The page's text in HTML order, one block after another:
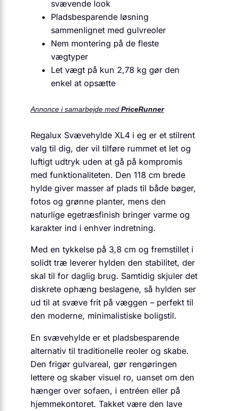
svævende look
Pladsbesparende løsning
sammenlignet med gulvreoler
Nem montering på de fleste
vægtyper
Let vægt på kun 2,78 kg gør den
enkel at opsætte
Annonce i samarbejde med PriceRunner
Regalux Svævehylde XL4 i eg er et stilrent
valg til dig, der vil tilføre rummet et let og
luftigt udtryk uden at gå på kompromis
med funktionaliteten. Den 118 cm brede
hylde giver masser af plads til både bøger,
fotos og grønne planter, mens den
naturlige egetræsfinish bringer varme og
karakter ind i enhver indretning.
Med en tykkelse på 3,8 cm og fremstillet i
solidt træ leverer hylden den stabilitet, der
skal til for daglig brug. Samtidig skjuler det
diskrete ophæng beslagene, så hylden ser
ud til at svæve frit på væggen – perfekt til
den moderne, minimalistiske boligstil.
En svævehylde er et pladsbesparende
alternativ til traditionelle reoler og skabe.
Den frigør gulvareal, gør rengøringen
lettere og skaber visuel ro, uanset om den
hænger over sofaen, i entréen eller på
hjemmekontoret. Takket være den lave